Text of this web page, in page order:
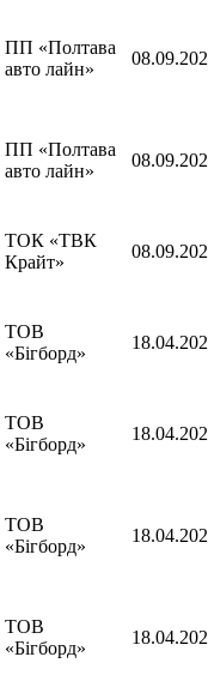
ПП «Полтава
авто лайн»
ПП «Полтава
авто лайн»
ТОК «ТВК
Крайт»
ТОВ
«Бігборд»
ТОВ
«Бігборд»
ТОВ
«Бігборд»
ТОВ
«Бігборд»